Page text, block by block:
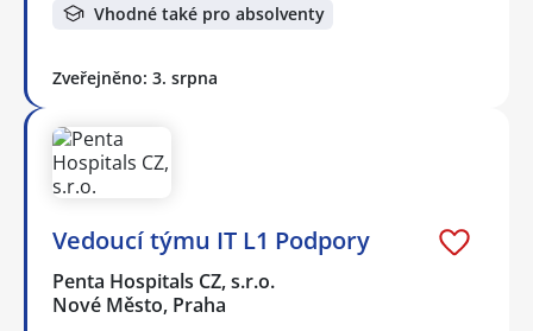
Vhodné také pro absolventy
Zveřejněno: 3. srpna
Vedoucí týmu IT L1 Podpory
Penta Hospitals CZ, s.r.o.
Nové Město, Praha